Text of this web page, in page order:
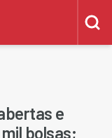
e
bolsas;